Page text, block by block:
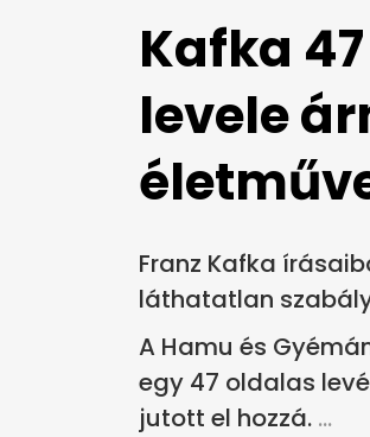
Kafka
levele
Franz Kafka
láthatatlan
A Hamu és
egy 47 oldalas
jutott el hozzá.